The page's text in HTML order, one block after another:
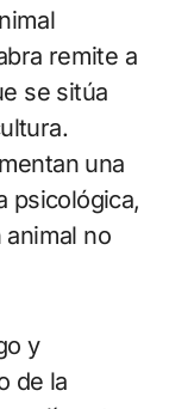
remite a
se sitúa
una
psicológica,
no
y
de la